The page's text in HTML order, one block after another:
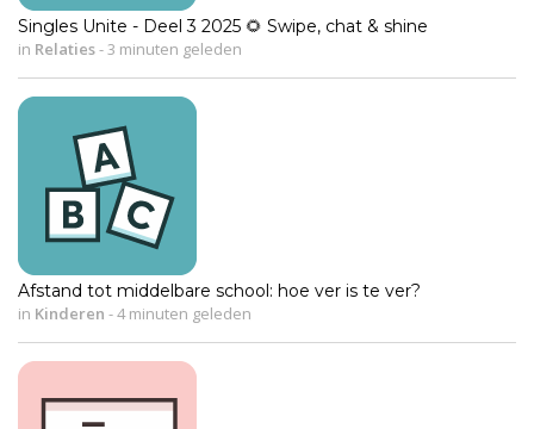
Singles Unite - Deel 3 2025 🌻 Swipe, chat & shine
in Relaties-3 minuten geleden
Afstand tot middelbare school: hoe ver is te ver?
in Kinderen -4 minuten geleden